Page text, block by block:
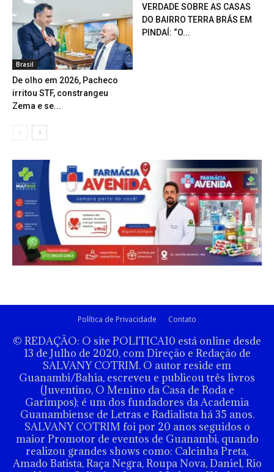
Brasil
De olho em 2026, Pacheco
irritou STF, constrangeu
Zema e se...
VERDADE SOBRE AS CASAS
DO BAIRRO TERRA BRÁS EM
PINDAÍ: “O...
Política de Privacidade Contato
© REDAÇÃO: O site POLITICA10 está online desde
13 de Julho de 2020, com Direção e Redação de
SALVANY COTRIM. O autor reside em
Guanambi/Bahia, escreveu e publicou três livros
(Juventino, O Menino da Casa de Roda e
Garimpos); é um dos fundadores da Academia
Guanambiense de Letras e Radialista há 35 anos.
SALVANY COTRIM foi por 20 anos seguidos o
maior Promotor de eventos de Guanambi, quando
realizou grandes shows como: Calcinha Preta,
Amado Batista, Raça Negra, Roupa Nova, Daniel, Rio